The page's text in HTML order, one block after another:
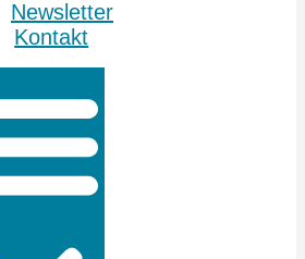
Newsletter
Kontakt